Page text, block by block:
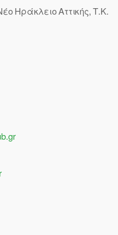
Ηράκλειο Αττικής, Τ.Κ.